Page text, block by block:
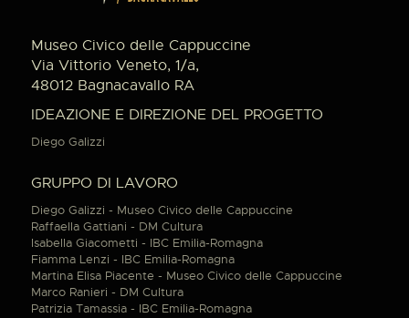
Museo Civico delle Cappuccine
Via Vittorio Veneto, 1/a,
48012 Bagnacavallo RA
IDEAZIONE E DIREZIONE DEL PROGETTO
Diego Galizzi
GRUPPO DI LAVORO
Diego Galizzi - Museo Civico delle Cappuccine
Raffaella Gattiani - DM Cultura
Isabella Giacometti - IBC Emilia-Romagna
Fiamma Lenzi - IBC Emilia-Romagna
Martina Elisa Piacente - Museo Civico delle Cappuccine
Marco Ranieri - DM Cultura
Patrizia Tamassia - IBC Emilia-Romagna